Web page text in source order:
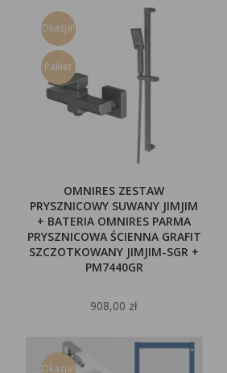
OMNIRES ZESTAW
PRYSZNICOWY SUWANY JIMJIM
+ BATERIA OMNIRES PARMA
PRYSZNICOWA ŚCIENNA GRAFIT
SZCZOTKOWANY JIMJIM-SGR +
PM7440GR
908,00 zł
Okazja!
Pakiet
Okazja!